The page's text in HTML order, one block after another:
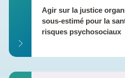
Agir sur la justice
sous-estimé pour la
risques psychosociaux